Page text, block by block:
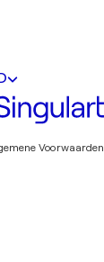
Voorwaarden